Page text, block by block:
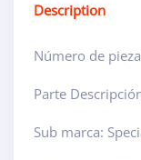
Description
Número de
Parte
Sub marca: